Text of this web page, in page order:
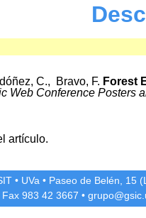
C., Bravo, F. Forest
Web Conference Posters
artículo.
• UVa • Paseo de Belén, 15
Fax 983 42 3667 •